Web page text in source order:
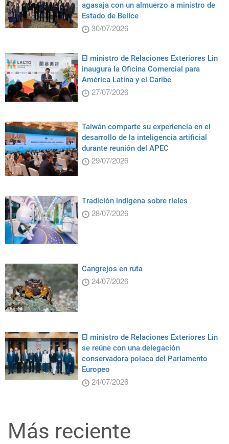
agasaja con un almuerzo a ministro de
Estado de Belice
30/07/2026
El ministro de Relaciones Exteriores Lin
inaugura la Oficina Comercial para
América Latina y el Caribe
27/07/2026
Taiwán comparte su experiencia en el
desarrollo de la inteligencia artificial
durante reunión del APEC
29/07/2026
Tradición indígena sobre rieles
28/07/2026
Cangrejos en ruta
24/07/2026
El ministro de Relaciones Exteriores Lin
se reúne con una delegación
conservadora polaca del Parlamento
Europeo
24/07/2026
Más reciente